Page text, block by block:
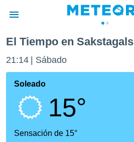
de
por
que se
calidad.
a este
las
El Tiempo en Sakstagals
21:14 Sábado
Soleado
15°
Sensación de 15°